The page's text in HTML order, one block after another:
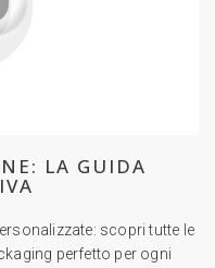
LA GUIDA
scopri tutte le
perfetto per ogni